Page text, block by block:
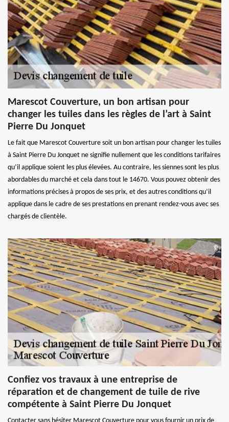
Marescot Couverture, un bon artisan pour
changer les tuiles dans les règles de l’art à Saint
Pierre Du Jonquet
Le fait que Marescot Couverture soit un bon artisan pour changer les tuiles
à Saint Pierre Du Jonquet ne signifie nullement que les conditions tarifaires
qu’il applique soient les plus élevées. Au contraire, les siennes sont les plus
abordables du marché et cela dans tout le 14670. Vous pouvez obtenir des
informations précises à propos de ses prix, et des autres conditions qu’il
applique dans le cadre de ses prestations en prenant rendez-vous avec ses
chargés de clientèle.
Confiez vos travaux à une entreprise de
réparation et de changement de tuile de rive
compétente à Saint Pierre Du Jonquet